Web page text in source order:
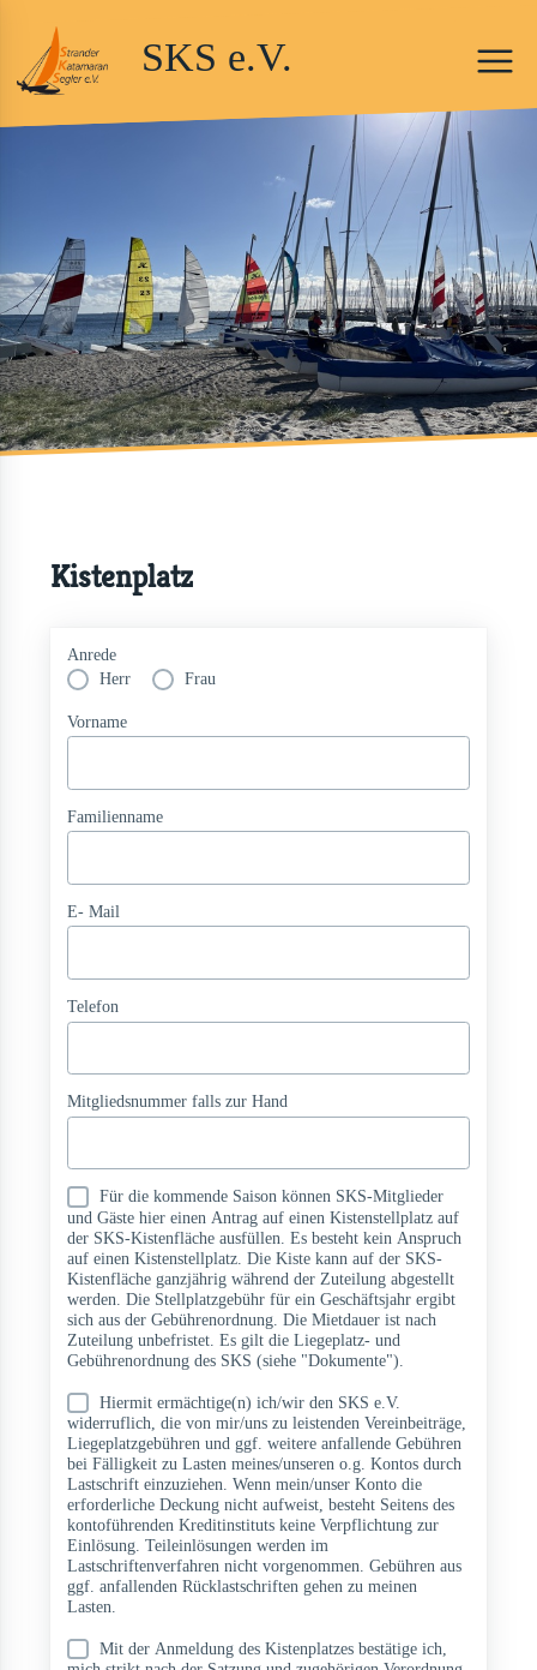
SKS e.V.
Kistenplatz
Anrede
Herr
Frau
Vorname
Familienname
E- Mail
Telefon
Mitgliedsnummer falls zur Hand
und Gäste hier einen Antrag auf einen Kistenstellplatz auf
der SKS-Kistenfläche ausfüllen. Es besteht kein Anspruch
auf einen Kistenstellplatz. Die Kiste kann auf der SKS-
Kistenfläche ganzjährig während der Zuteilung abgestellt
werden. Die Stellplatzgebühr für ein Geschäftsjahr ergibt
sich aus der Gebührenordnung. Die Mietdauer ist nach
Zuteilung unbefristet. Es gilt die Liegeplatz- und
Gebührenordnung des SKS (siehe "Dokumente").
widerruflich, die von mir/uns zu leistenden Vereinbeiträge,
Liegeplatzgebühren und ggf. weitere anfallende Gebühren
bei Fälligkeit zu Lasten meines/unseren o.g. Kontos durch
Lastschrift einzuziehen. Wenn mein/unser Konto die
erforderliche Deckung nicht aufweist, besteht Seitens des
kontoführenden Kreditinstituts keine Verpflichtung zur
Einlösung. Teileinlösungen werden im
Lastschriftenverfahren nicht vorgenommen. Gebühren aus
ggf. anfallenden Rücklastschriften gehen zu meinen
Lasten.